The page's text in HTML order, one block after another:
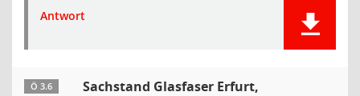
Antwort
Ö 3.6
Sachstand Glasfaser Erfurt,